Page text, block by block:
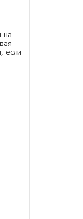
на
если